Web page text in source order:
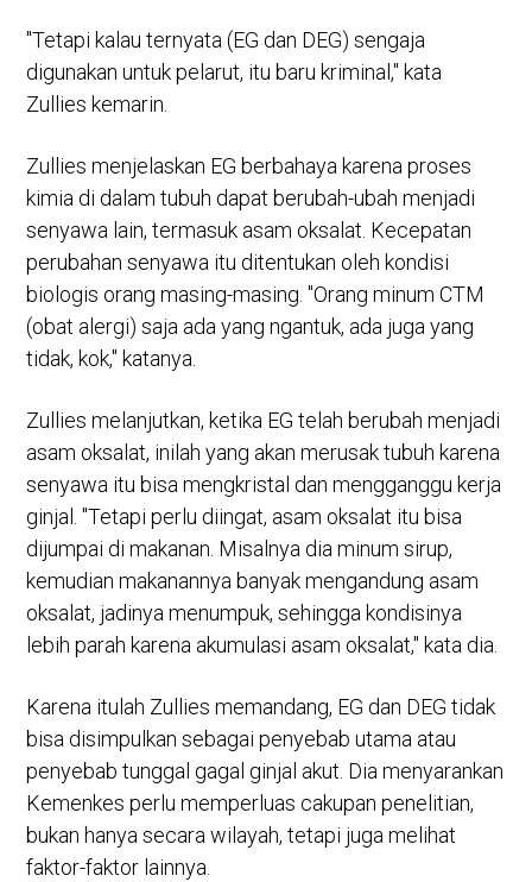
"Tetapi kalau ternyata (EG dan DEG) sengaja
digunakan untuk pelarut, itu baru kriminal," kata
Zullies kemarin.
Zullies menjelaskan EG berbahaya karena proses
kimia di dalam tubuh dapat berubah-ubah menjadi
senyawa lain, termasuk asam oksalat. Kecepatan
perubahan senyawa itu ditentukan oleh kondisi
biologis orang masing-masing. "Orang minum CTM
(obat alergi) saja ada yang ngantuk, ada juga yang
tidak, kok," katanya.
Zullies melanjutkan, ketika EG telah berubah menjadi
asam oksalat, inilah yang akan merusak tubuh karena
senyawa itu bisa mengkristal dan mengganggu kerja
ginjal. "Tetapi perlu diingat, asam oksalat itu bisa
dijumpai di makanan. Misalnya dia minum sirup,
kemudian makanannya banyak mengandung asam
oksalat, jadinya menumpuk, sehingga kondisinya
lebih parah karena akumulasi asam oksalat," kata dia.
Karena itulah Zullies memandang, EG dan DEG tidak
bisa disimpulkan sebagai penyebab utama atau
penyebab tunggal gagal ginjal akut. Dia menyarankan
Kemenkes perlu memperluas cakupan penelitian,
bukan hanya secara wilayah, tetapi juga melihat
faktor-faktor lainnya.